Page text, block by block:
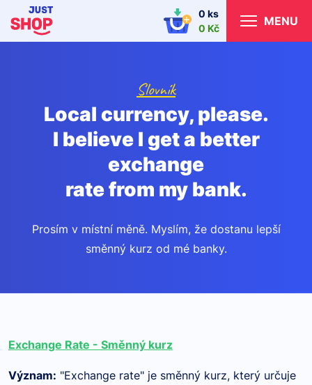
0 ks
0 Kč
MENU
Slovník
Local currency, please.
I believe I get a better
exchange
rate from my bank.
Prosím v místní měně. Myslím, že dostanu lepší
směnný kurz od mé banky.
Exchange Rate - Směnný kurz
Význam: "Exchange rate" je směnný kurz, který určuje